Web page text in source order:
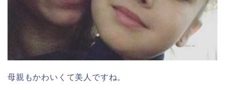
母親もかわいくて美人ですね。